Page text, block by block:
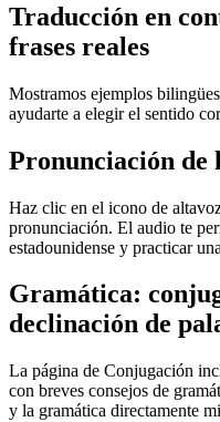
Traducción en
frases reales
Mostramos ejemplos
ayudarte a elegir el sentido
Pronunciación de
Haz clic en el icono de
pronunciación. El audio te
estadounidense y practicar
Gramática:
declinación de
La página de Conjugación
con breves consejos de
y la gramática directamente